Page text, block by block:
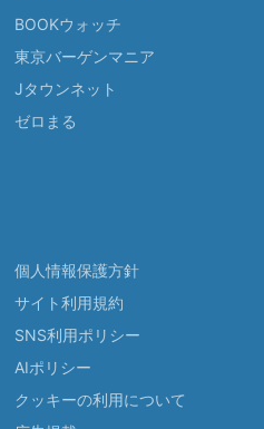
BOOKウォッチ
東京バーゲンマニア
Jタウンネット
ゼロまる
個人情報保護方針
サイト利用規約
SNS利用ポリシー
AIポリシー
クッキーの利用について